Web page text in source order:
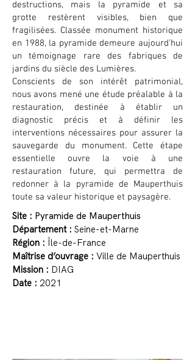
destructions, mais la pyramide et sa
grotte restèrent visibles, bien que
fragilisées. Classée monument historique
en 1988, la pyramide demeure aujourd’hui
un témoignage rare des fabriques de
jardins du siècle des Lumières.
Conscients de son intérêt patrimonial,
nous avons mené une étude préalable à la
restauration, destinée à établir un
diagnostic précis et à définir les
interventions nécessaires pour assurer la
sauvegarde du monument. Cette étape
essentielle ouvre la voie à une
restauration future, qui permettra de
redonner à la pyramide de Mauperthuis
toute sa valeur historique et paysagère.
Site : Pyramide de Mauperthuis
Département : Seine-et-Marne
Région : Île-de-France
Maîtrise d’ouvrage : Ville de Mauperthuis
Mission : DIAG
Date : 2021